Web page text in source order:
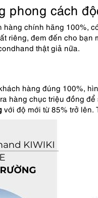
phong cách
chính hãng 100%,
riêng, đem đến cho bạn
thật giả nữa.
hàng đúng 100%,
hàng chục triệu đồng
với độ mới từ 85% trở lên.